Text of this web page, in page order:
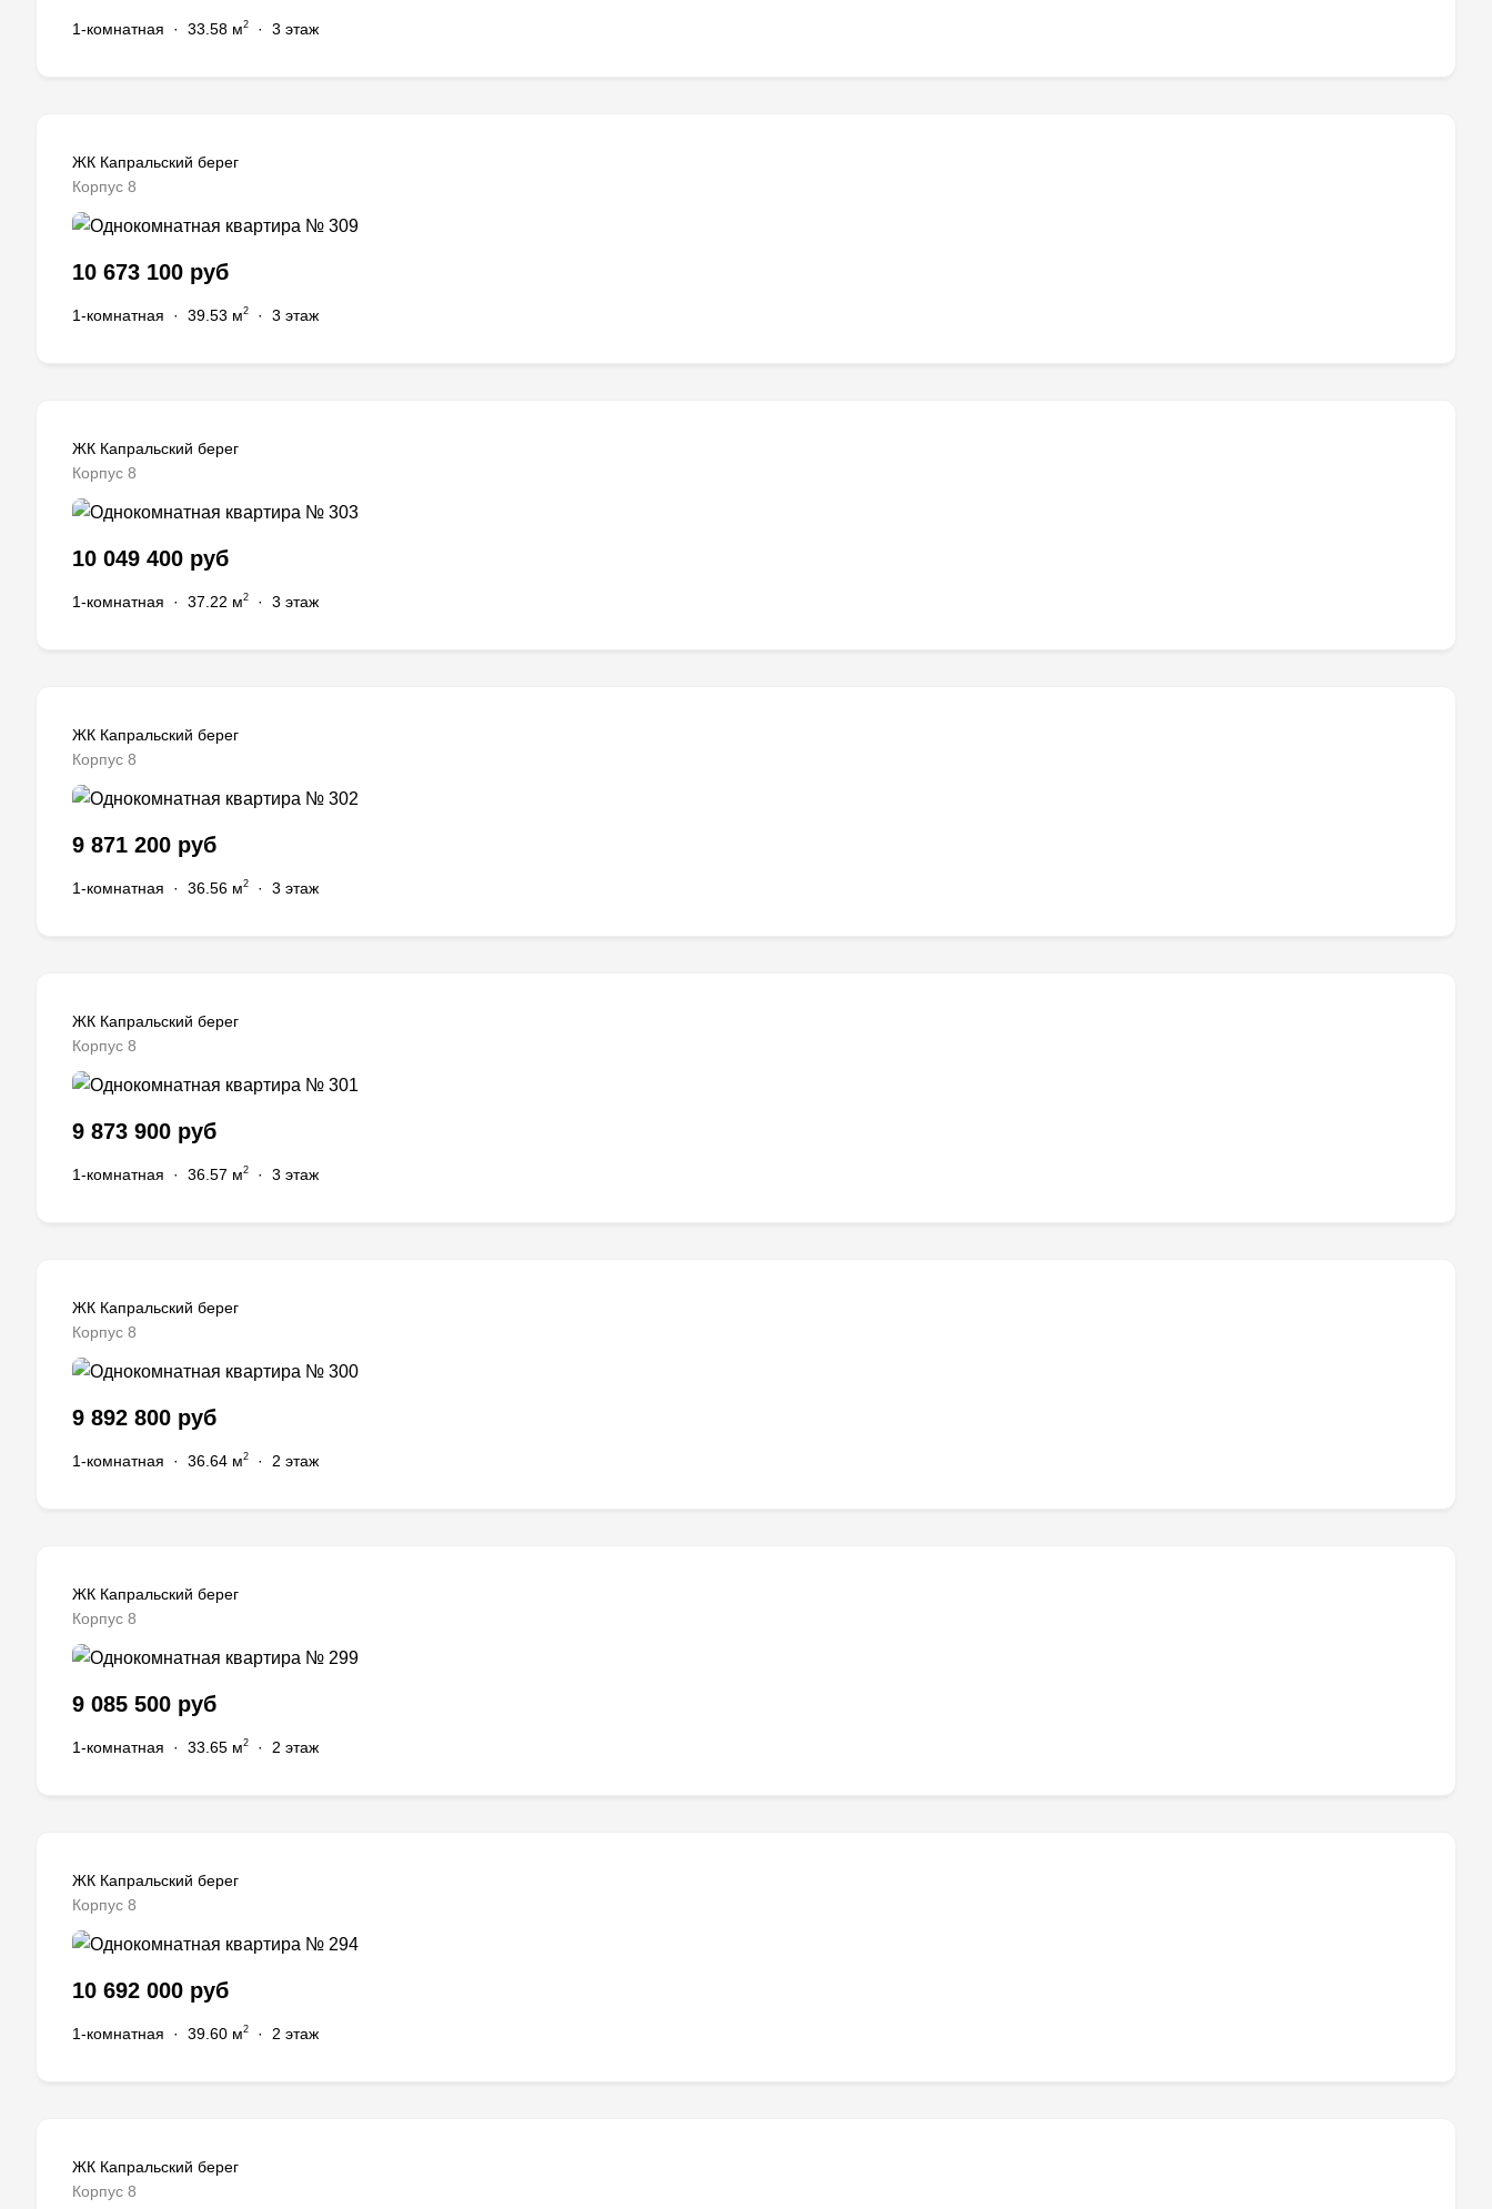
1-комнатная · 33.58 м2 · 3 этаж
ЖК Капральский берег
Корпус 8
10 673 100 руб
1-комнатная · 39.53 м2 · 3 этаж
ЖК Капральский берег
Корпус 8
10 049 400 руб
1-комнатная · 37.22 м2 · 3 этаж
ЖК Капральский берег
Корпус 8
9 871 200 руб
1-комнатная · 36.56 м2 · 3 этаж
ЖК Капральский берег
Корпус 8
9 873 900 руб
1-комнатная · 36.57 м2 · 3 этаж
ЖК Капральский берег
Корпус 8
9 892 800 руб
1-комнатная · 36.64 м2 · 2 этаж
ЖК Капральский берег
Корпус 8
9 085 500 руб
1-комнатная · 33.65 м2 · 2 этаж
ЖК Капральский берег
Корпус 8
10 692 000 руб
1-комнатная · 39.60 м2 · 2 этаж
ЖК Капральский берег
Корпус 8